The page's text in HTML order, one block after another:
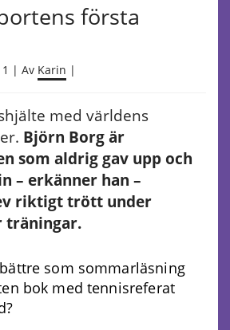
första
| Av Karin |
med världens
Björn Borg är
som aldrig gav upp och
– erkänner han –
riktigt trött under
träningar.
som sommarläsning
bok med tennisreferat